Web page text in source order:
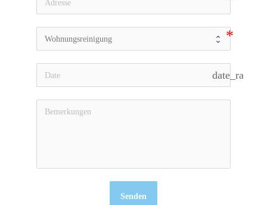
date_range
Senden